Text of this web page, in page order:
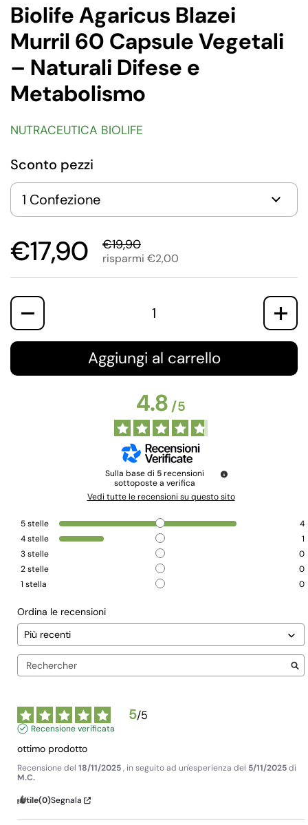
Biolife Agaricus Blazei
Murril 60 Capsule Vegetali
– Naturali Difese e
Metabolismo
NUTRACEUTICA BIOLIFE
Sconto pezzi
€17,90 €19,90
risparmi €2,00
Quantità
Aggiungi al carrello
4.8/5
Sulla base di 5recensioni
sottoposte a verifica
Vedi tutte le recensioni su questo sito
5stelle
4
4stelle
1
3stelle
0
2stelle
0
1 stella 0
Ordina le recensioni
5/5
Recensione verificata
ottimo prodotto
Recensione del 18/11/2025, in seguito ad un'esperienza del 5/11/2025di
M.C.
Utile(0)Segnala